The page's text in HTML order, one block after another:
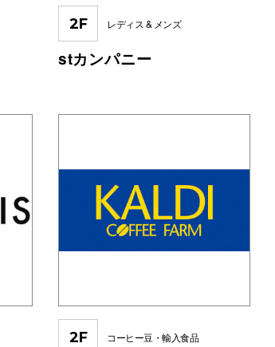
2F レディス & メンズ
stカンパニー
2F コーヒー豆・輸入食品